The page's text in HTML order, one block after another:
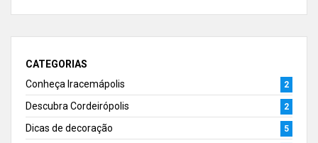
CATEGORIAS
Conheça Iracemápolis
2
Descubra Cordeirópolis 2
Dicas de decoração 5